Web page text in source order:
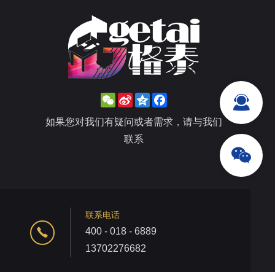
WeChat
Sina
Weibo
Qzone
如果您对我们有疑问或者需求，请与我们
联系
联系电话
400 - 018 - 6889
13702276682